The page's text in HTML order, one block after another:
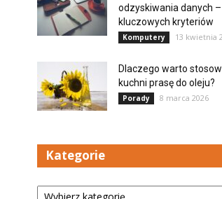
odzyskiwania danych
kluczowych kryteriów
Komputery 13 kwietnia
Dlaczego warto
kuchni prasę do oleju?
Porady 8 marca 2026
Kategorie
Kategorie